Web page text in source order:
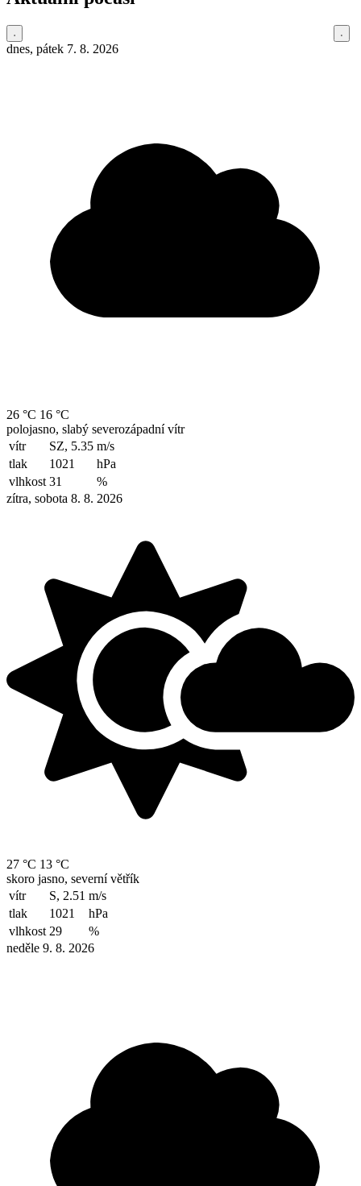
dnes, pátek 7. 8. 2026
26 °C 16 °C
polojasno, slabý severozápadní vítr
vítr
SZ, 5.35 m/s
tlak
1021
hPa
vlhkost 31
%
zítra, sobota 8. 8. 2026
27 °C 13 °C
skoro jasno, severní větřík
vítr
S, 2.51 m/s
tlak
1021
hPa
vlhkost 29
%
neděle 9. 8. 2026